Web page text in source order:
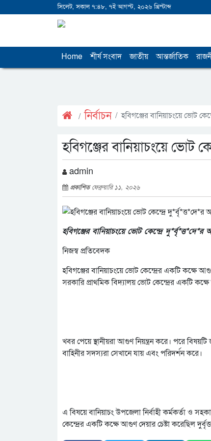
সিলেট, সকাল ৭:৪৮, ৭ই আগস্ট, ২০২৬ খ্রিস্টাব্দ
Home শীর্ষ সংবাদ জাতীয় আন্তর্জাতিক
নির্বাচন হবিগঞ্জের বানিয়াচংয়ে ভোট
হবিগঞ্জের বানিয়াচংয়ে ভোট
admin
প্রকাশিতফেব্রুয়ারি ১১, ২০২৬
হবিগঞ্জের বানিয়াচংয়ে ভোট কেন্দ্রে
নিজস্ব প্রতিবেদক
হবিগঞ্জের বানিয়াচংয়ে ভোট কেন্দ্রের একটি কক্ষে
সরকারি প্রাথমিক বিদ্যালয় ভোট কেন্দ্রের একটি
খবর পেয়ে স্থানীয়রা আগুণ নিয়ন্ত্রন করে। পরে
বাহিনীর সদস্যরা সেখানে যায় এবং পরিদর্শন করে।
এ বিষয়ে বানিয়াচং উপজেলা নির্বাহী কর্মকর্তা ও
কেন্দ্রের একটি কক্ষে আগুণ দেয়ার চেষ্টা করেছিল